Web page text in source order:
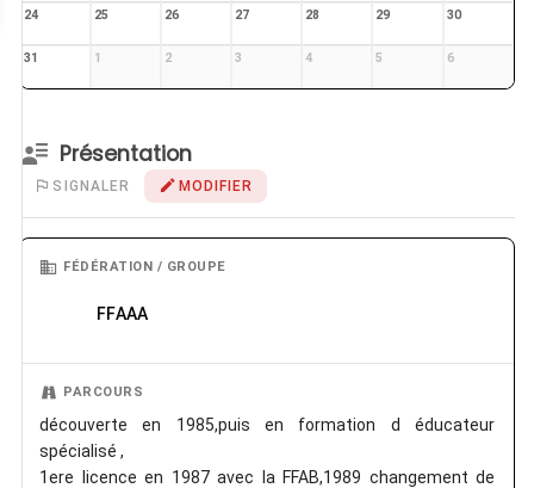
24 25 26 27 28 29 30
31 1 2 3 4 5 6
Présentation
SIGNALER MODIFIER
FÉDÉRATION / GROUPE
FFAAA
PARCOURS
découverte en 1985,puis en formation d éducateur
spécialisé ,
1ere licence en 1987 avec la FFAB,1989 changement de